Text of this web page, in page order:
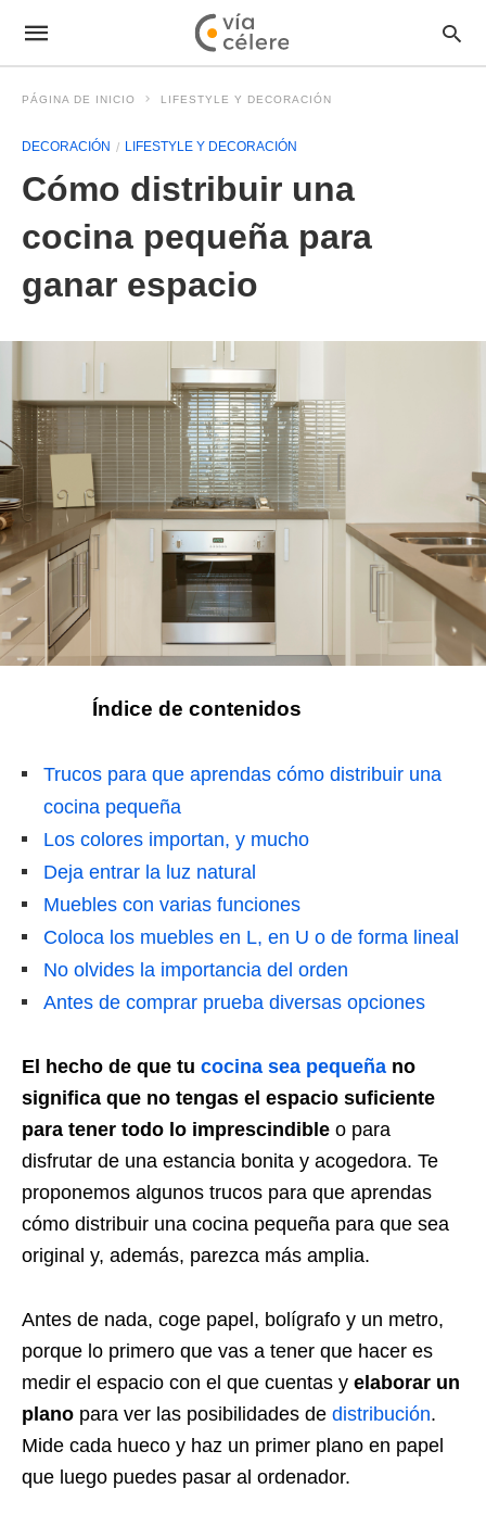
PÁGINA DE INICIO LIFESTYLE Y DECORACIÓN
DECORACIÓN LIFESTYLE Y DECORACIÓN
Cómo distribuir una
cocina pequeña para
ganar espacio
Índice de contenidos
Trucos para que aprendas cómo distribuir una
cocina pequeña
Los colores importan, y mucho
Deja entrar la luz natural
Muebles con varias funciones
Coloca los muebles en L, en U o de forma lineal
No olvides la importancia del orden
Antes de comprar prueba diversas opciones
El hecho de que tu cocina sea pequeña no
significa que no tengas el espacio suficiente
para tener todo lo imprescindible o para
disfrutar de una estancia bonita y acogedora. Te
proponemos algunos trucos para que aprendas
cómo distribuir una cocina pequeña para que sea
original y, además, parezca más amplia.
Antes de nada, coge papel, bolígrafo y un metro,
porque lo primero que vas a tener que hacer es
medir el espacio con el que cuentas y elaborar un
plano para ver las posibilidades de distribución.
Mide cada hueco y haz un primer plano en papel
que luego puedes pasar al ordenador.